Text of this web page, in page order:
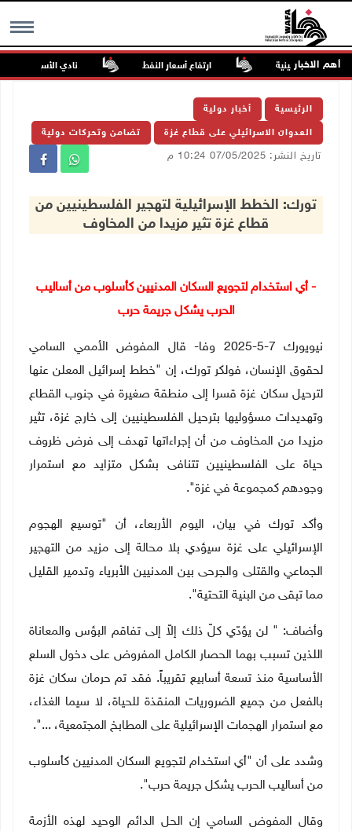
MENU أهم الاخبار
الفلسطينية ارتفاع أسعار النفط نادي الأسير: تجديد
الرئيسية أخبار دولية
العدوان الاسرائيلي على قطاع غزة تضامن وتحركات دولية
تاريخ النشر: 07/05/2025 10:24 م
تورك: الخطط الإسرائيلية لتهجير الفلسطينيين من
قطاع غزة تثير مزيدا من المخاوف
- أي استخدام لتجويع السكان المدنيين كأسلوب من أساليب
الحرب يشكل جريمة حرب
نيويورك 7-5-2025 وفا- قال المفوض الأممي السامي
لحقوق الإنسان، فولكر تورك، إن "خطط إسرائيل المعلن عنها
لترحيل سكان غزة قسرا إلى منطقة صغيرة في جنوب القطاع
وتهديدات مسؤوليها بترحيل الفلسطينيين إلى خارج غزة، تثير
مزيدا من المخاوف من أن إجراءاتها تهدف إلى فرض ظروف
حياة على الفلسطينيين تتنافى بشكل متزايد مع استمرار
وجودهم كمجموعة في غزة".
وأكد تورك في بيان، اليوم الأربعاء، أن "توسيع الهجوم
الإسرائيلي على غزة سيؤدي بلا محالة إلى مزيد من التهجير
الجماعي والقتلى والجرحى بين المدنيين الأبرياء وتدمير القليل
مما تبقى من البنية التحتية".
وأضاف: " لن يؤدّي كلّ ذلك إلاّ إلى تفاقم البؤس والمعاناة
اللذين تسبب بهما الحصار الكامل المفروض على دخول السلع
الأساسية منذ تسعة أسابيع تقريباً. فقد تم حرمان سكان غزة
بالفعل من جميع الضروريات المنقذة للحياة، لا سيما الغذاء،
مع استمرار الهجمات الإسرائيلية على المطابخ المجتمعية، ...".
وشدد على أن "أي استخدام لتجويع السكان المدنيين كأسلوب
من أساليب الحرب يشكل جريمة حرب".
وقال المفوض السامي إن الحل الدائم الوحيد لهذه الأزمة